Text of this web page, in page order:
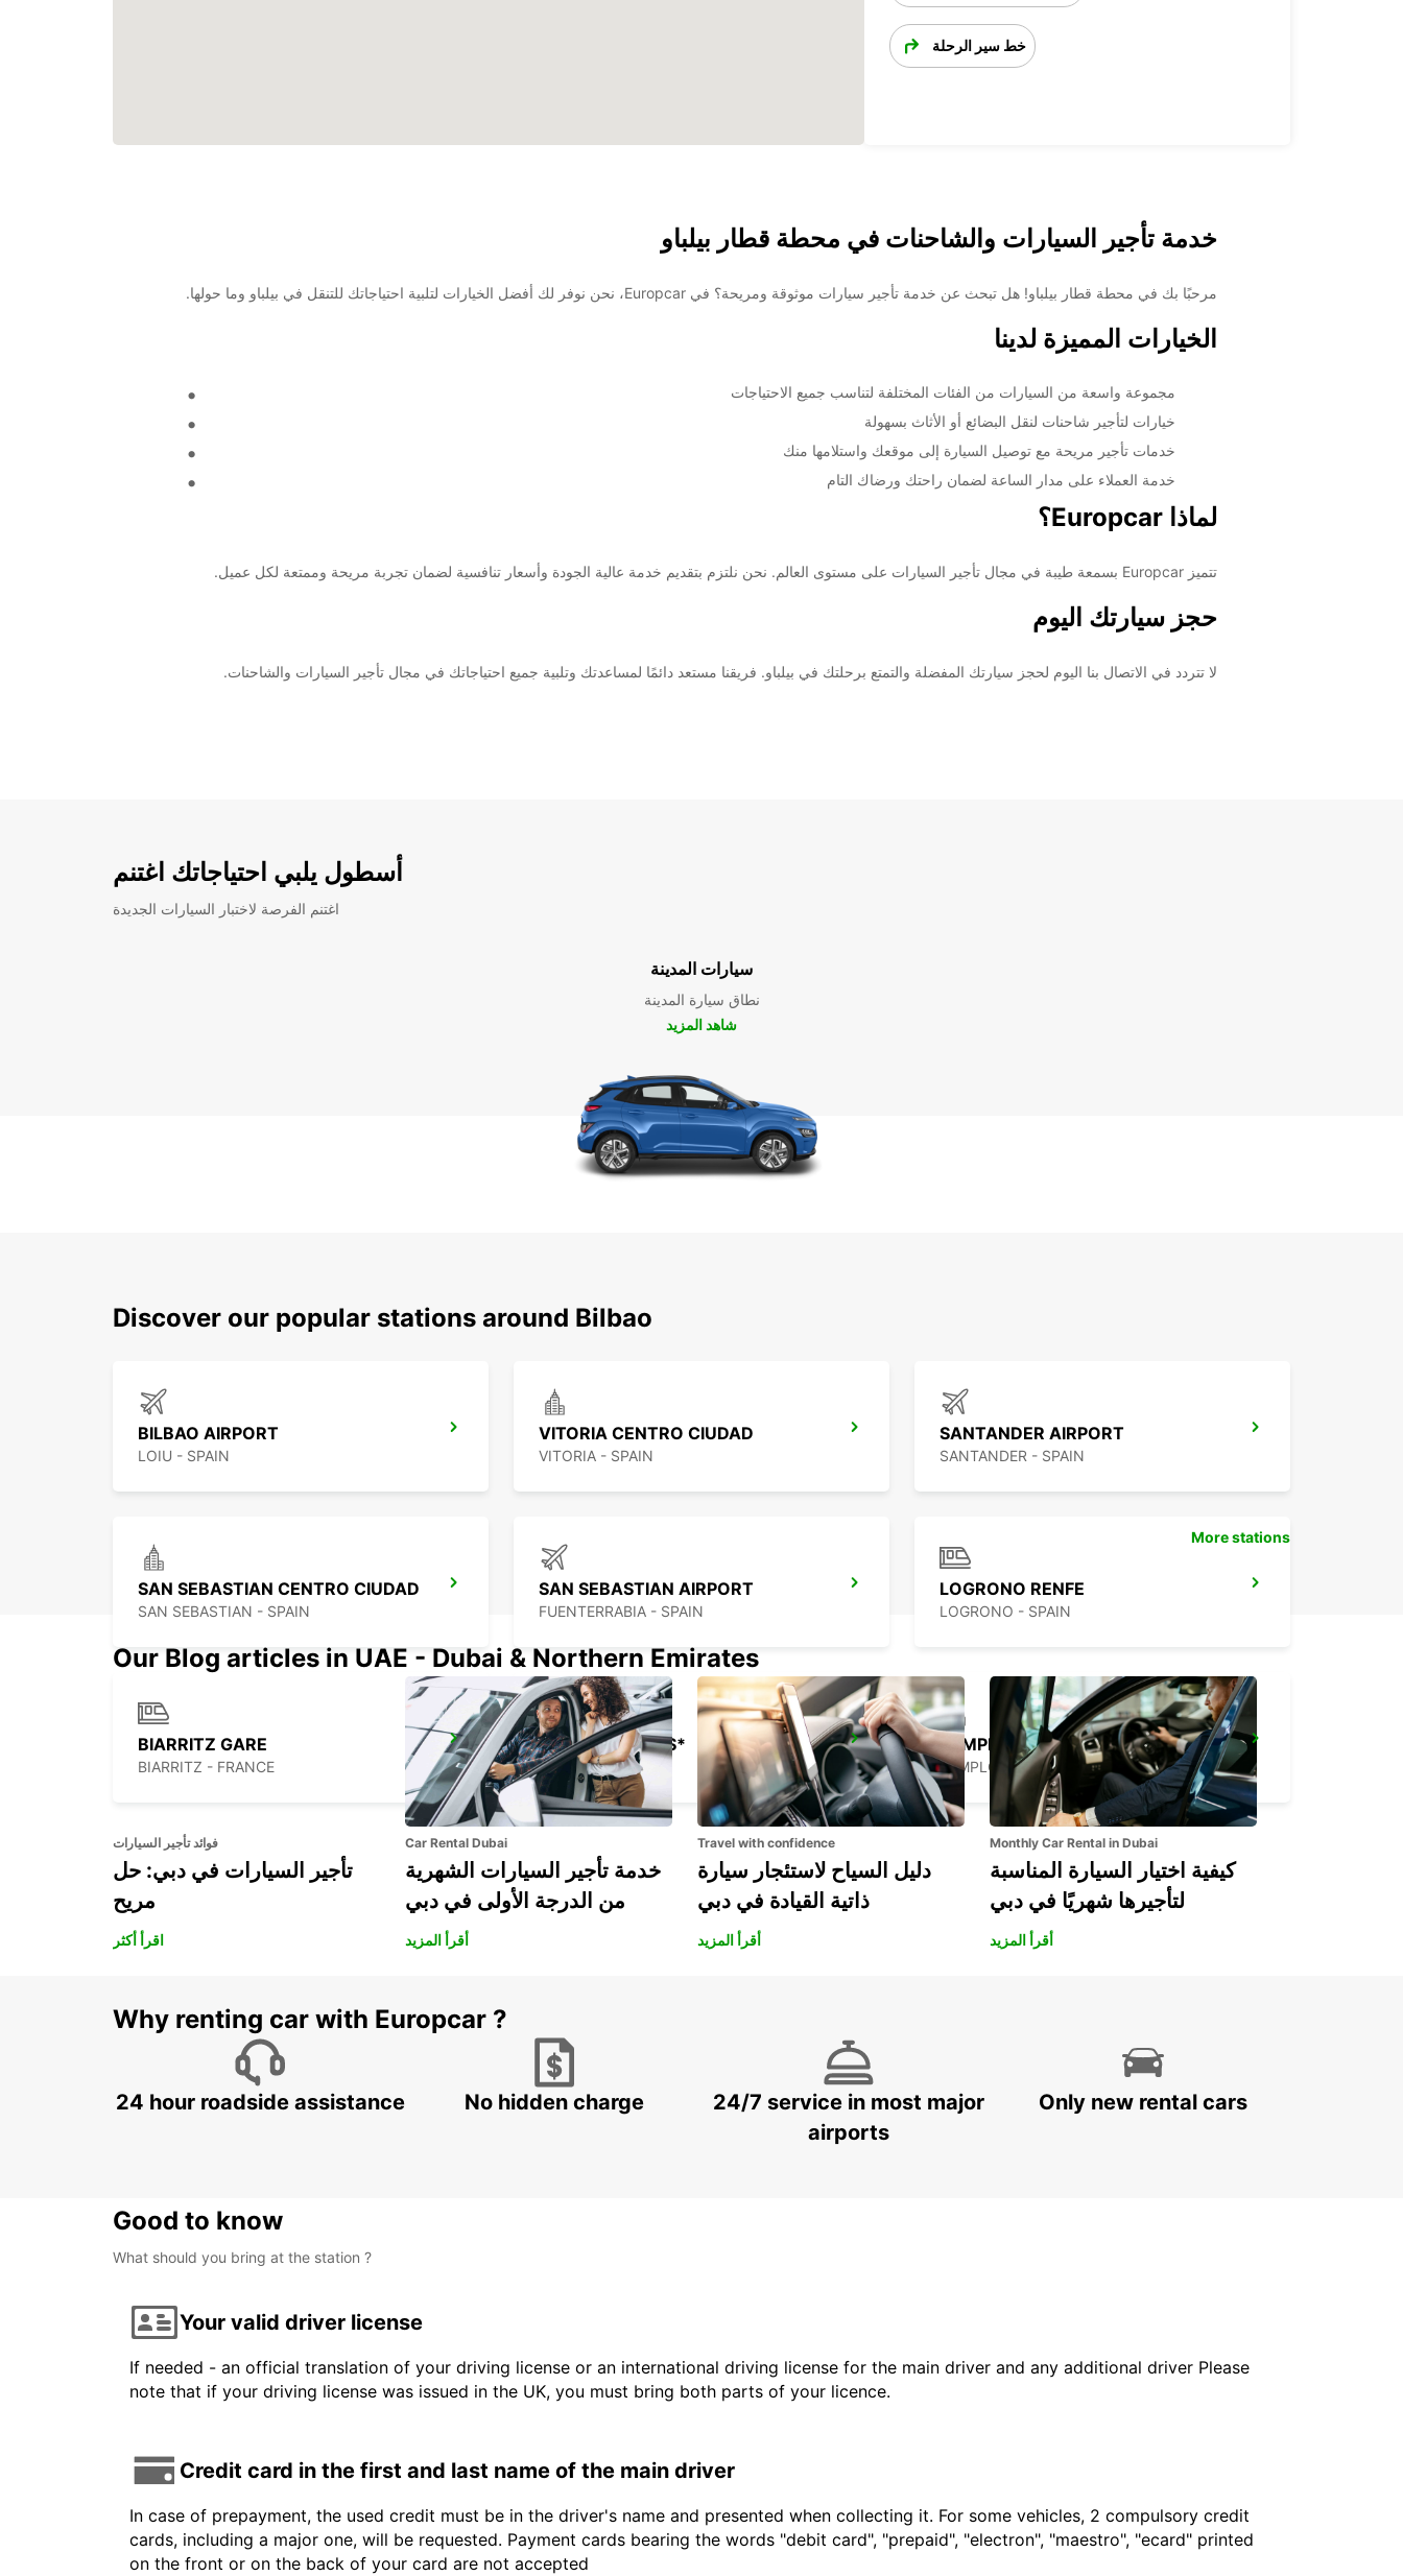
خط سير الرحلة
خدمة تأجير السيارات والشاحنات في محطة قطار بيلباو
مرحبًا بك في محطة قطار بيلباو! هل تبحث عن خدمة تأجير سيارات موثوقة ومريحة؟ في Europcar، نحن نوفر لك أفضل الخيارات لتلبية احتياجاتك للتنقل في بيلباو وما حولها.
الخيارات المميزة لدينا
مجموعة واسعة من السيارات من الفئات المختلفة لتناسب جميع الاحتياجات
خيارات لتأجير شاحنات لنقل البضائع أو الأثاث بسهولة
خدمات تأجير مريحة مع توصيل السيارة إلى موقعك واستلامها منك
خدمة العملاء على مدار الساعة لضمان راحتك ورضاك التام
لماذا Europcar؟
تتميز Europcar بسمعة طيبة في مجال تأجير السيارات على مستوى العالم. نحن نلتزم بتقديم خدمة عالية الجودة وأسعار تنافسية لضمان تجربة مريحة وممتعة لكل عميل.
حجز سيارتك اليوم
لا تتردد في الاتصال بنا اليوم لحجز سيارتك المفضلة والتمتع برحلتك في بيلباو. فريقنا مستعد دائمًا لمساعدتك وتلبية جميع احتياجاتك في مجال تأجير السيارات والشاحنات.
أسطول يلبي احتياجاتك اغتنم
اغتنم الفرصة لاختبار السيارات الجديدة
سيارات المدينة
نطاق سيارة المدينة
شاهد المزيد
Discover our popular stations around Bilbao
BILBAO AIRPORT
LOIU - SPAIN
VITORIA CENTRO CIUDAD
VITORIA - SPAIN
SANTANDER AIRPORT
SANTANDER - SPAIN
SAN SEBASTIAN CENTRO CIUDAD
SAN SEBASTIAN - SPAIN
SAN SEBASTIAN AIRPORT
FUENTERRABIA - SPAIN
LOGRONO RENFE
LOGRONO - SPAIN
BIARRITZ GARE
BIARRITZ - FRANCE
BIARRITZ *VANS*
ANGLET - FRANCE
PAMPLONA
PAMPLONA - SPAIN
More stations
Our Blog articles in UAE - Dubai & Northern Emirates
فوائد تأجير السيارات
تأجير السيارات في دبي: حل
مريح
اقرأ أكثر
Car Rental Dubai
خدمة تأجير السيارات الشهرية
من الدرجة الأولى في دبي
أقرأ المزيد
Travel with confidence
دليل السياح لاستئجار سيارة
ذاتية القيادة في دبي
أقرأ المزيد
Monthly Car Rental in Dubai
كيفية اختيار السيارة المناسبة
لتأجيرها شهريًا في دبي
أقرأ المزيد
Why renting car with Europcar ?
24 hour roadside assistance No hidden charge
24/7 service in most major
airports
Only new rental cars
Good to know
What should you bring at the station ?
Your valid driver license
If needed - an official translation of your driving license or an international driving license for the main driver and any additional driver Please
note that if your driving license was issued in the UK, you must bring both parts of your licence.
Credit card in the first and last name of the main driver
In case of prepayment, the used credit must be in the driver's name and presented when collecting it. For some vehicles, 2 compulsory credit
cards, including a major one, will be requested. Payment cards bearing the words "debit card", "prepaid", "electron", "maestro", "ecard" printed
on the front or on the back of your card are not accepted